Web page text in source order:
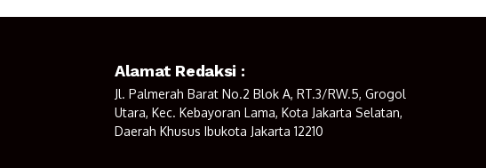
Alamat Redaksi :
Jl. Palmerah Barat No.2 Blok A, RT.3/RW.5, Grogol
Utara, Kec. Kebayoran Lama, Kota Jakarta Selatan,
Daerah Khusus Ibukota Jakarta 12210